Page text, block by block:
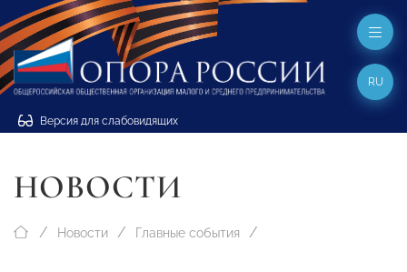
Версия для слабовидящих
RU
НОВОСТИ
Новости Главные события